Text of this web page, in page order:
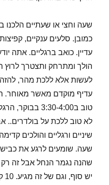
שעה וחצי או שעתיים הלכנו
כמובן. סלעים ענקיים,
עדיין. כואב ברגליים. אתה
הולך ומתרחק ותצטרך לרוץ
לעשות אלא ללכת מהר,
עדיף מוקדם מאשר מאוחר.
טוב ב3:30-4:00
לא טוב ללכת על בולדרים..
שהנה נגמר הנחל אבל זה רק